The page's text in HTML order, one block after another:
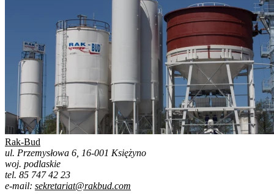
Rak-Bud
ul. Przemysłowa 6, 16-001 Księżyno
woj. podlaskie
tel. 85 747 42 23
e-mail: sekretariat@rakbud.com